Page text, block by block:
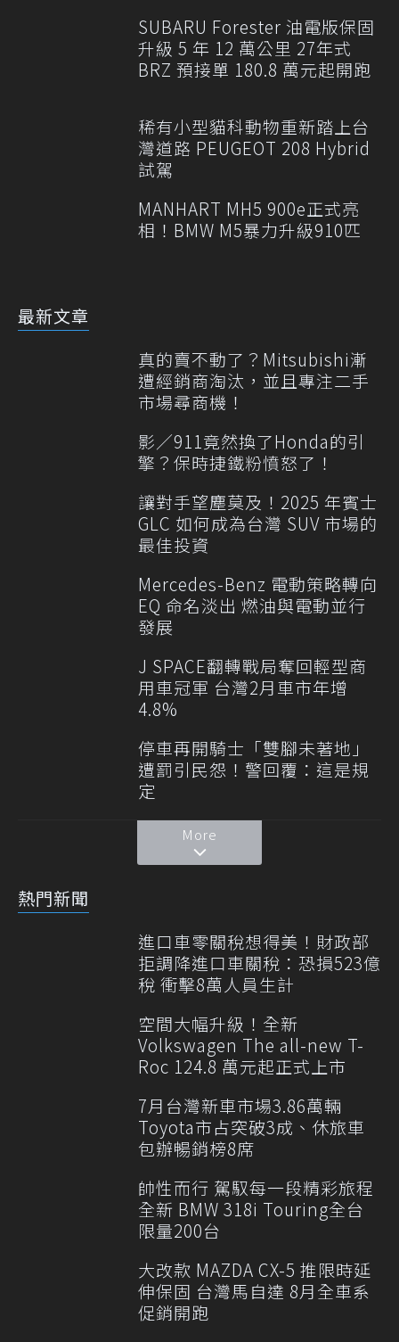
SUBARU Forester 油電版保固
升級 5 年 12 萬公里 27年式
BRZ 預接單 180.8 萬元起開跑
稀有小型貓科動物重新踏上台
灣道路 PEUGEOT 208 Hybrid
試駕
MANHART MH5 900e正式亮
相！BMW M5暴力升級910匹
最新文章
真的賣不動了？Mitsubishi漸
遭經銷商淘汰，並且專注二手
市場尋商機！
影／911竟然換了Honda的引
擎？保時捷鐵粉憤怒了！
讓對手望塵莫及！2025 年賓士
GLC 如何成為台灣 SUV 市場的
最佳投資
Mercedes-Benz 電動策略轉向
EQ 命名淡出 燃油與電動並行
發展
J SPACE翻轉戰局奪回輕型商
用車冠軍 台灣2月車市年增
4.8%
停車再開騎士「雙腳未著地」
遭罰引民怨！警回覆：這是規
定
More
熱門新聞
進口車零關稅想得美！財政部
拒調降進口車關稅：恐損523億
稅 衝擊8萬人員生計
空間大幅升級！全新
Volkswagen The all-new T-
Roc 124.8 萬元起正式上市
7月台灣新車市場3.86萬輛
Toyota市占突破3成、休旅車
包辦暢銷榜8席
帥性而行 駕馭每一段精彩旅程
全新 BMW 318i Touring全台
限量200台
大改款 MAZDA CX-5 推限時延
伸保固 台灣馬自達 8月全車系
促銷開跑